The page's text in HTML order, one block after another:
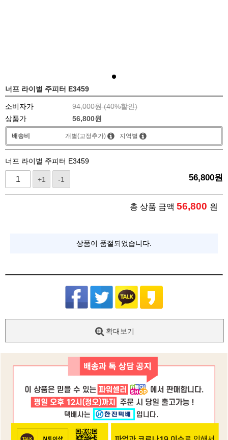
너프 라이벌 주피터 E3459
소비자가 94,000원 (40%할인)
상품가
56,800원
배송비 개별(고정추가) 지역별
너프 라이벌 주피터 E3459
+1 -1 56,800원
총 상품 금액 56,800 원
상품이 품절되었습니다.
확대보기